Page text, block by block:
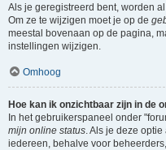
Als je geregistreerd bent, worden
Om ze te wijzigen moet je op de
meestal bovenaan op de pagina,
instellingen wijzigen.
Omhoog
Hoe kan ik onzichtbaar zijn in de
In het gebruikerspaneel onder
mijn online status . Als je deze
iedereen, behalve voor